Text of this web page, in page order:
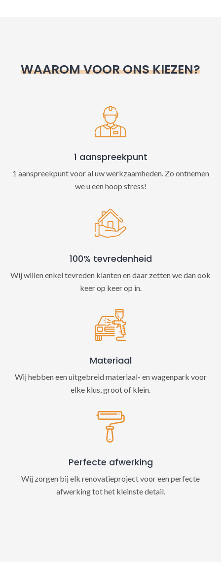
WAAROM VOOR ONS KIEZEN?
1 aanspreekpunt
1 aanspreekpunt voor al uw werkzaamheden. Zo ontnemen
we u een hoop stress!
100% tevredenheid
Wij willen enkel tevreden klanten en daar zetten we dan ook
keer op keer op in.
Materiaal
Wij hebben een uitgebreid materiaal- en wagenpark voor
elke klus, groot of klein.
Perfecte afwerking
Wij zorgen bij elk renovatieproject voor een perfecte
afwerking tot het kleinste detail.